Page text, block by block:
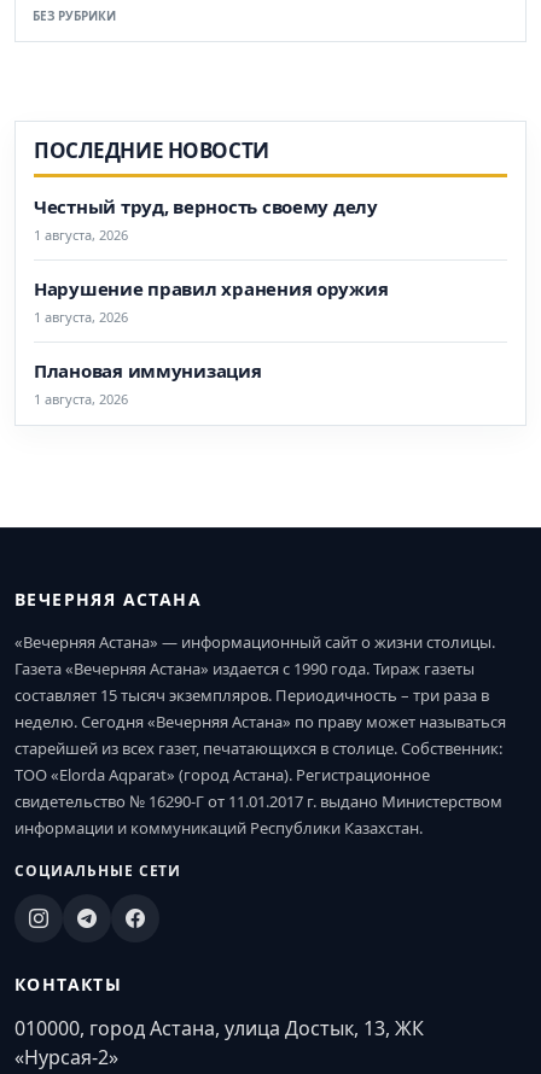
БЕЗ РУБРИКИ
ПОСЛЕДНИЕ НОВОСТИ
Честный труд, верность своему делу
1 августа, 2026
Нарушение правил хранения оружия
1 августа, 2026
Плановая иммунизация
1 августа, 2026
ВЕЧЕРНЯЯ АСТАНА
«Вечерняя Астана» — информационный сайт о жизни столицы.
Газета «Вечерняя Астана» издается с 1990 года. Тираж газеты
составляет 15 тысяч экземпляров. Периодичность – три раза в
неделю. Сегодня «Вечерняя Астана» по праву может называться
старейшей из всех газет, печатающихся в столице. Собственник:
ТОО «Elorda Aqparat» (город Астана). Регистрационное
свидетельство № 16290-Г от 11.01.2017 г. выдано Министерством
информации и коммуникаций Республики Казахстан.
СОЦИАЛЬНЫЕ СЕТИ
КОНТАКТЫ
010000, город Астана, улица Достык, 13, ЖК
«Нурсая-2»